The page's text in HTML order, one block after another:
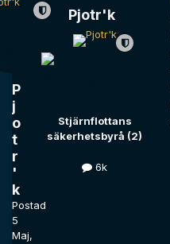
P
j
o
t
r
'
k
Postad
5
Maj,
Pjotr'k
Stjärnflottans
säkerhetsbyrå (2)
6k